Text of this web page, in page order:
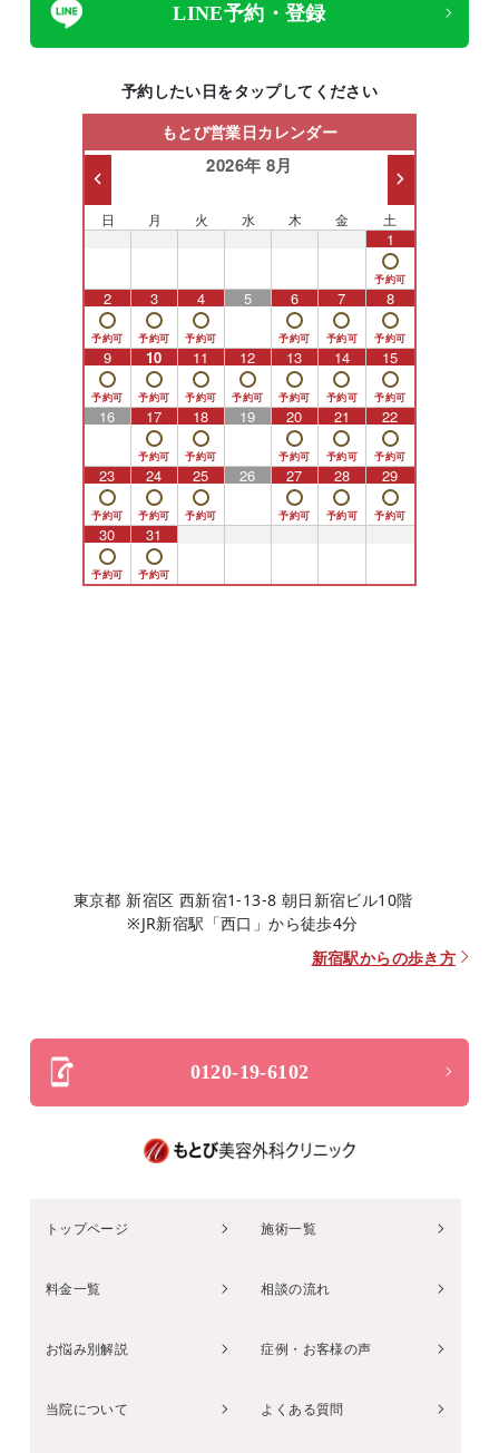
LINE予約・登録
予約したい日をタップしてください
もとび営業日カレンダー
2026年 8月
日 月 火 水 木 金 土
1
2 3 4 5 6 7 8
9 10 11 12 13 14 15
16 17 18 19 20 21 22
23 24 25 26 27 28 29
30 31
東京都 新宿区 西新宿1-13-8 朝日新宿ビル10階
※JR新宿駅「西口」から徒歩4分
新宿駅からの歩き方
0120-19-6102
トップページ 施術一覧
料金一覧 相談の流れ
お悩み別解説 症例・お客様の声
当院について よくある質問